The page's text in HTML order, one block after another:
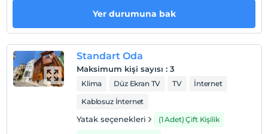
En geç saat 12:00 ve öncesi
Evcil hayvan kabul edilmemektedir.
Sigara
Odalarda sigara içilmez
2 yaşına kadar olan bebekler ücretsizdir.
Yer durumuna bak
Standart Oda
Maksimum kişi sayısı : 3
Klima Düz Ekran TV TV
İnternet
Kablosuz İnternet
Yatak seçenekleri
(1 Adet) Çift Kişilik